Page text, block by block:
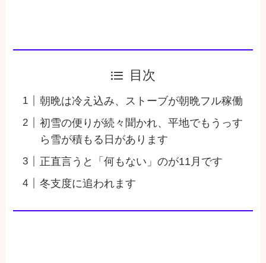
目次
朝晩は冷え込み、ストーブが朝晩フル稼働
初雪の便りが続々聞かれ、平地でもうっす
ら雪が積もる日があります
正直言うと「何もない」のが11月です
冬支度に追われます